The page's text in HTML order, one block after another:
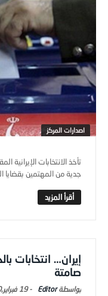
اصدارات المركز
جدية من المهتمين بقضايا
إيران… انتخابات
صامتة
Editor
-19 فبراير,2020